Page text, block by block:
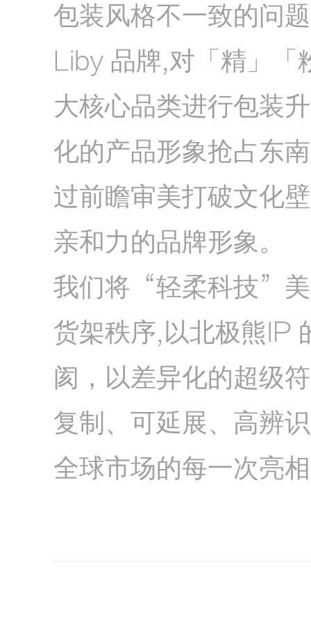
包装风格不一致的问
Liby 品牌,对「精」「
大核心品类进行包装
化的产品形象抢占东
过前瞻审美打破文化
亲和力的品牌形象。
我们将“轻柔科技”美
货架秩序,以北极熊IP
阂，以差异化的超级
复制、可延展、高辨
全球市场的每一次亮